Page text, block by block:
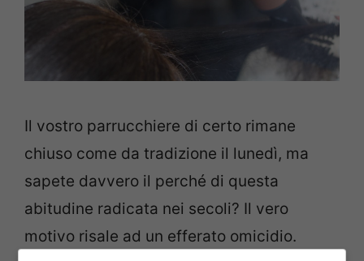
Il vostro parrucchiere di certo rimane
chiuso come da tradizione il lunedì, ma
sapete davvero il perché di questa
abitudine radicata nei secoli? Il vero
motivo risale ad un efferato omicidio.